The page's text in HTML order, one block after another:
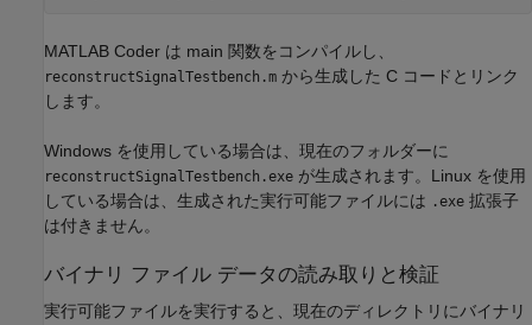
MATLAB Coder は main 関数をコンパイルし、
reconstructSignalTestbench.m から生成した C コードとリンク
します。
Windows を使用している場合は、現在のフォルダーに
reconstructSignalTestbench.exe が生成されます。Linux を使用
している場合は、生成された実行可能ファイルには .exe 拡張子
は付きません。
バイナリ ファイル データの読み取りと検証
実行可能ファイルを実行すると、現在のディレクトリにバイナリ